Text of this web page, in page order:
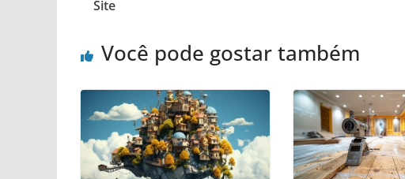
Site
Você pode gostar também